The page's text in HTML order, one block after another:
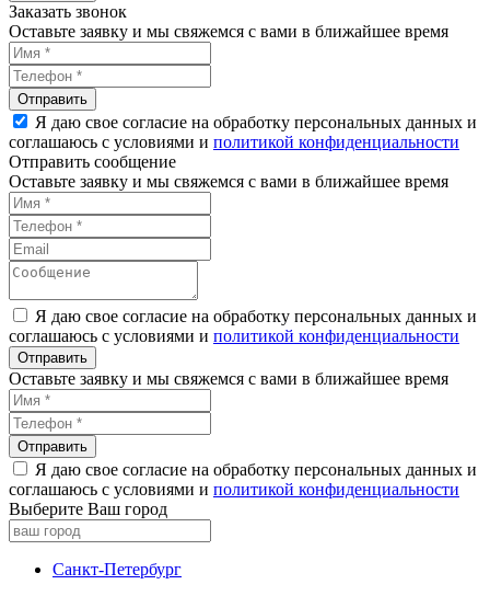
Заказать звонок
Оставьте заявку и мы свяжемся с вами в ближайшее время
Я даю свое согласие на обработку персональных данных и
соглашаюсь с условиями и политикой конфиденциальности
Отправить сообщение
Оставьте заявку и мы свяжемся с вами в ближайшее время
Я даю свое согласие на обработку персональных данных и
соглашаюсь с условиями и политикой конфиденциальности
Оставьте заявку и мы свяжемся с вами в ближайшее время
Я даю свое согласие на обработку персональных данных и
соглашаюсь с условиями и политикой конфиденциальности
Выберите Ваш город
Санкт-Петербург